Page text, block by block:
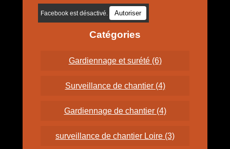
Facebook est désactivé. Autoriser
Catégories
Gardiennage et surété (6)
Surveillance de chantier (4)
Gardiennage de chantier (4)
surveillance de chantier Loire (3)